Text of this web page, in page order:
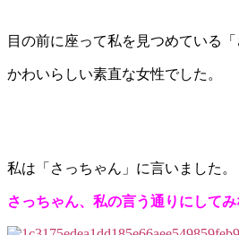
目の前に座って私を見つめている
かわいらしい素直な女性でした。
私は「さっちゃん」に言いました。
さっちゃん、私の言う通りにしてみ